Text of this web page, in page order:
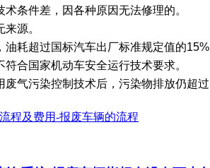
术条件差，因各种原因无法修理的。
源。
油耗超过国标汽车出厂标准规定值的15%
符合国家机动车安全运行技术要求。
废气污染控制技术后，污染物排放仍超
程及费用-报废车辆的流程